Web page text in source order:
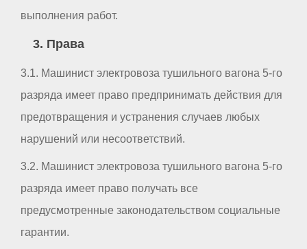
выполнения работ.
3. Права
3.1. Машинист электровоза тушильного вагона 5-го
разряда имеет право предпринимать действия для
предотвращения и устранения случаев любых
нарушений или несоответствий.
3.2. Машинист электровоза тушильного вагона 5-го
разряда имеет право получать все
предусмотренные законодательством социальные
гарантии.